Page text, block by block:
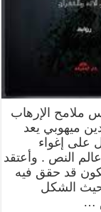
ملامح الإرهاب
ميهوبي يعد
على إغواء
النص . وأعتقد
يكون قد حقق فيه
الشكل
…